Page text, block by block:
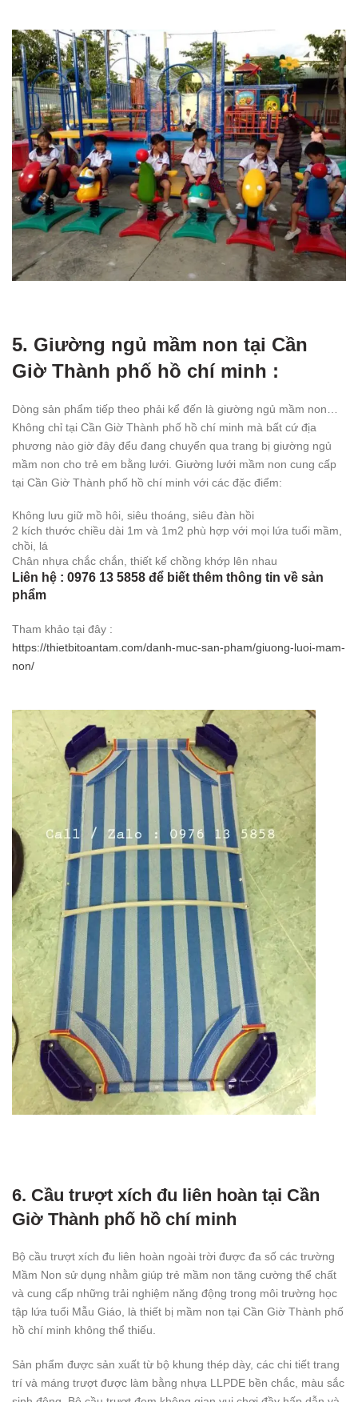
5. Giường ngủ mầm non tại Cần
Giờ Thành phố hồ chí minh :
Dòng sản phẩm tiếp theo phải kể đến là giường ngủ mầm non…
Không chỉ tại Cần Giờ Thành phố hồ chí minh mà bất cứ địa
phương nào giờ đây đểu đang chuyển qua trang bị giường ngủ
mầm non cho trẻ em bằng lưới. Giường lưới mầm non cung cấp
tại Cần Giờ Thành phố hồ chí minh với các đặc điểm:
Không lưu giữ mồ hôi, siêu thoáng, siêu đàn hồi
2 kích thước chiều dài 1m và 1m2 phù hợp với mọi lứa tuổi mầm,
chồi, lá
Chân nhựa chắc chắn, thiết kế chồng khớp lên nhau
Liên hệ : 0976 13 5858 để biết thêm thông tin về sản
phẩm
Tham khảo tại đây :
https://thietbitoantam.com/danh-muc-san-pham/giuong-luoi-mam-
non/
6. Cầu trượt xích đu liên hoàn tại Cần
Giờ Thành phố hồ chí minh
Bộ cầu trượt xích đu liên hoàn ngoài trời được đa số các trường
Mầm Non sử dụng nhằm giúp trẻ mầm non tăng cường thể chất
và cung cấp những trải nghiệm năng động trong môi trường học
tập lứa tuổi Mẫu Giáo, là thiết bị mầm non tại Cần Giờ Thành phố
hồ chí minh không thể thiếu.
Sản phẩm được sản xuất từ bộ khung thép dày, các chi tiết trang
trí và máng trượt được làm bằng nhựa LLPDE bền chắc, màu sắc